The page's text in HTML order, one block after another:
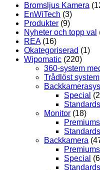
Bromsljus Kamera
EnWiTech (3)
Produkter (9)
Nyheter och topp val
REA (16)
Okategoriserad (1)
Wipomatic (220)
360-system
Trådlöst system
Special
Monitor (18)
Backkamera
Special